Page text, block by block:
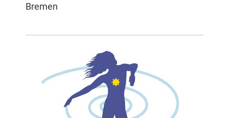
Bremen